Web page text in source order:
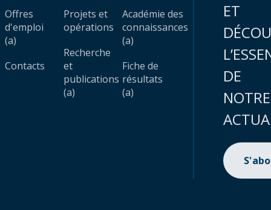
Offres
d'emploi
(a)
Contacts
Projets et
opérations
Recherche
et
publications
(a)
Académie des
connaissances
(a)
Fiche de
résultats
(a)
ET
DE
NOTRE